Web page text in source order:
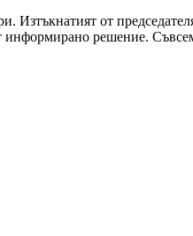
Изтъкнатият от
информирано решение.